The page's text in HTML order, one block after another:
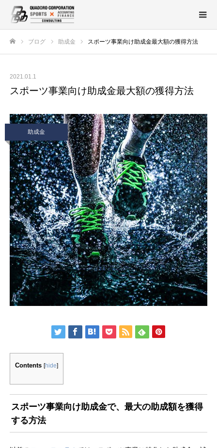
ブログ 助成金 スポーツ事業向け助成金最大額の獲得方法
2021.01.1
スポーツ事業向け助成金最大額の獲得方法
助成金
Contents [hide]
スポーツ事業向け助成金で、最大の助成額を獲得
する方法